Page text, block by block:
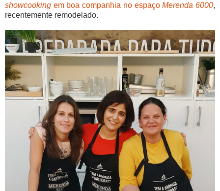
showcooking em boa companhia no espaçoMerenda 6000,
recentemente remodelado.